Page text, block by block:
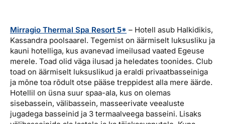
Mirragio Thermal Spa Resort 5* – Hotell asub Halkidikis,
Kassandra poolsaarel. Tegemist on äärmiselt luksusliku ja
kauni hotelliga, kus avanevad imeilusad vaated Egeuse
merele. Toad olid väga ilusad ja heledates toonides. Club
toad on äärmiselt luksuslikud ja eraldi privaatbasseiniga
ja mõne toa rõdult otse pääse treppidest alla mere äärde.
Hotellil on üsna suur spaa-ala, kus on olemas
sisebassein, välibassein, masseerivate veealuste
jugadega basseinid ja 3 termaalveega basseini. Lisaks